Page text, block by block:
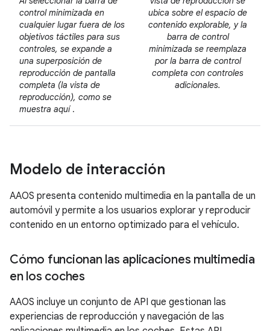
control minimizada en
cualquier lugar fuera de los
objetivos táctiles para sus
controles, se expande a
una superposición de
reproducción de pantalla
completa (la vista de
reproducción), como se
muestra aquí.
ubica sobre el espacio de
contenido explorable, y la
barra de control
minimizada se reemplaza
por la barra de control
completa con controles
adicionales.
Modelo de interacción
AAOS presenta contenido multimedia en la pantalla de un
automóvil y permite a los usuarios explorar y reproducir
contenido en un entorno optimizado para el vehículo.
Cómo funcionan las aplicaciones multimedia
en los coches
AAOS incluye un conjunto de API que gestionan las
experiencias de reproducción y navegación de las